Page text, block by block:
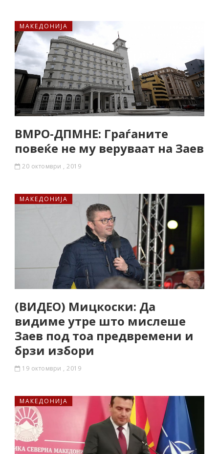
МАКЕДОНИЈА
ВМРО-ДПМНЕ: Граѓаните
повеќе не му веруваат на Заев
20 октомври , 2019
МАКЕДОНИЈА
(ВИДЕО) Мицкоски: Да
видиме утре што мислеше
Заев под тоа предвремени и
брзи избори
19 октомври , 2019
МАКЕДОНИЈА